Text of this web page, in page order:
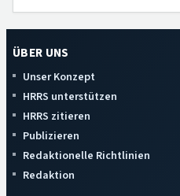
ÜBER UNS
Unser Konzept
HRRS unterstützen
HRRS zitieren
Publizieren
Redaktionelle Richtlinien
Redaktion